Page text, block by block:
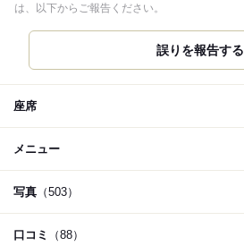
は、以下からご報告ください。
誤りを報告する
座席
メニュー
写真 （503）
口コミ （88）